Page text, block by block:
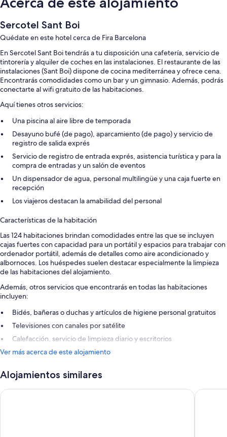
Sercotel Sant Boi
Quédate en este hotel cerca de Fira Barcelona
En Sercotel Sant Boi tendrás a tu disposición una cafetería, servicio de
tintorería y alquiler de coches en las instalaciones. El restaurante de las
instalaciones (Sant Boi) dispone de cocina mediterránea y ofrece cena.
Encontrarás comodidades como un bar y un gimnasio. Además, podrás
conectarte al wifi gratuito de las habitaciones.
Aquí tienes otros servicios:
Una piscina al aire libre de temporada
Desayuno bufé (de pago), aparcamiento (de pago) y servicio de
registro de salida exprés
Servicio de registro de entrada exprés, asistencia turística y para la
compra de entradas y un salón de eventos
Un dispensador de agua, personal multilingüe y una caja fuerte en
recepción
Los viajeros destacan la amabilidad del personal
Características de la habitación
Las 124 habitaciones brindan comodidades entre las que se incluyen
cajas fuertes con capacidad para un portátil y espacios para trabajar con
ordenador portátil, además de detalles como aire acondicionado y
albornoces. Los huéspedes suelen destacar especialmente la limpieza
de las habitaciones del alojamiento.
Además, otros servicios que encontrarás en todas las habitaciones
incluyen:
Bidés, bañeras o duchas y artículos de higiene personal gratuitos
Televisiones con canales por satélite
Calefacción, servicio de limpieza diario y escritorios
Ver más acerca de este alojamiento
Alojamientos similares
ibis Barcelona Aeropuerto Viladecans Hotel El